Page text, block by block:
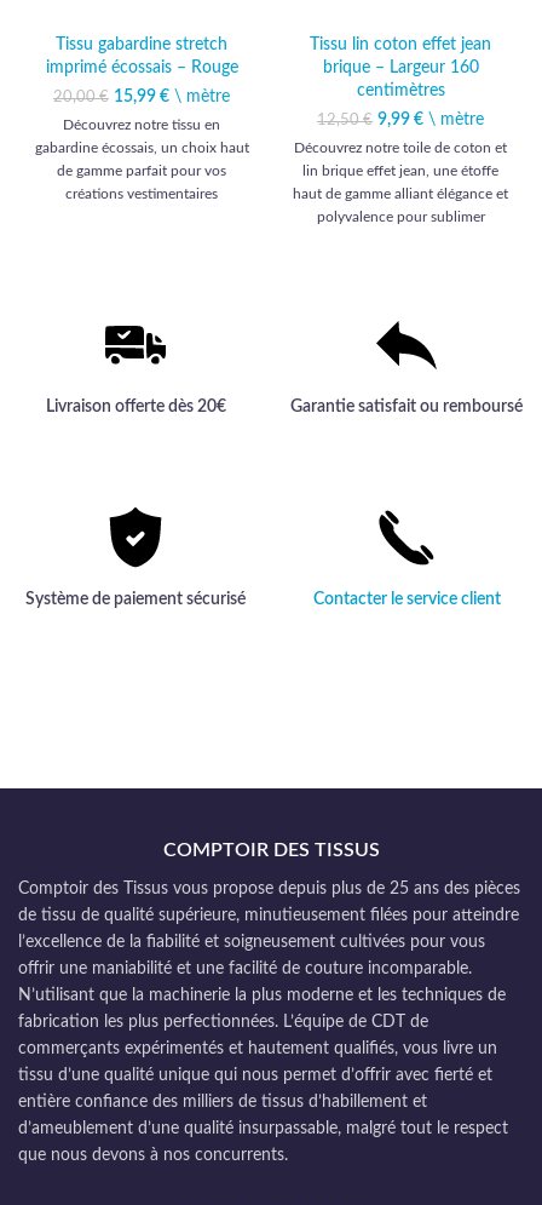
Tissu gabardine stretch
imprimé écossais – Rouge
20,00€
Le prix initial était :
20,00 €.
15,99 €
Le prix
actuel est :
15,99 €.
\ mètre
Découvrez notre tissu en
gabardine écossais, un choix haut
de gamme parfait pour vos
créations vestimentaires
Tissu lin coton effet jean
brique – Largeur 160
centimètres
12,50€ Le prix initial était :
12,50 €.
9,99 € Le prix actuel
est : 9,99 €.
\ mètre
Découvrez notre toile de coton et
lin brique effet jean, une étoffe
haut de gamme alliant élégance et
polyvalence pour sublimer
Livraison offerte dès 20€ Garantie satisfait ou remboursé
Système de paiement sécurisé Contacter le service client
COMPTOIR DES TISSUS
Comptoir des Tissus vous propose depuis plus de 25 ans des pièces
de tissu de qualité supérieure, minutieusement filées pour atteindre
l’excellence de la fiabilité et soigneusement cultivées pour vous
offrir une maniabilité et une facilité de couture incomparable.
N’utilisant que la machinerie la plus moderne et les techniques de
fabrication les plus perfectionnées. L’équipe de CDT de
commerçants expérimentés et hautement qualifiés, vous livre un
tissu d’une qualité unique qui nous permet d’offrir avec fierté et
entière confiance des milliers de tissus d’habillement et
d’ameublement d’une qualité insurpassable, malgré tout le respect
que nous devons à nos concurrents.